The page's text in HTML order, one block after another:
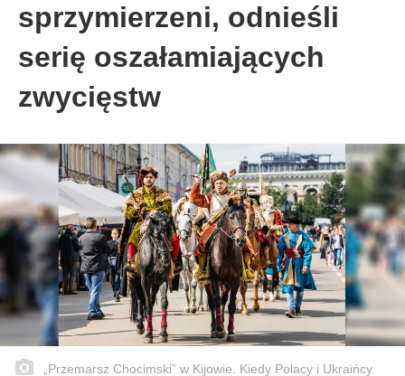
sprzymierzeni, odnieśli
serię oszałamiających
zwycięstw
„Przemarsz Chocimski” w Kijowie. Kiedy Polacy i Ukraińcy